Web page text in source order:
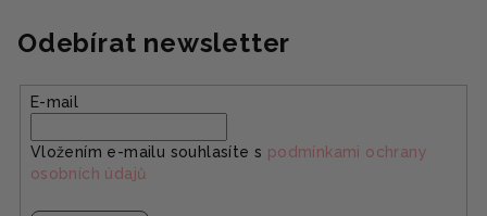
Odebírat newsletter
E-mail
Vložením e-mailu souhlasíte s podmínkami ochrany
osobních údajů